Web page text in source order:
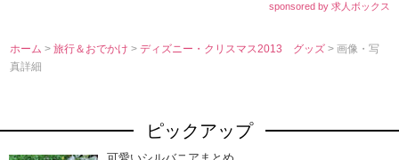
sponsored by 求人ボックス
ホーム >旅行＆おでかけ>ディズニー・クリスマス2013 グッズ> 画像・写
真詳細
ピックアップ